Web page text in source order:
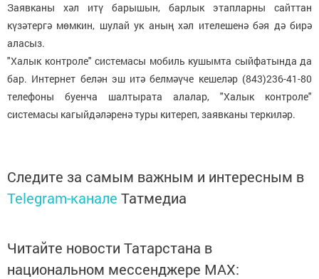
Заявканы хәл итү барышын, барлык этапларны сайттан
күзәтергә мөмкин, шулай ук аның хәл ителешенә бәя дә бирә
аласыз.
"Халык контроле" системасы мобиль кушымта сыйфатында да
бар. Интернет белән эш итә белмәүче кешеләр (843)236-41-80
телефоны буенча шалтырата алалар, "Халык контроле"
системасы кагыйдәләренә туры китереп, заявканы теркиләр.
Следите за самым важным и интересным в
Telegram-канале Татмедиа
Читайте новости Татарстана в
национальном мессенджере MАХ: